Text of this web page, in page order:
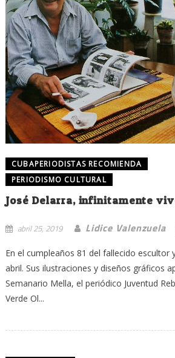
CUBAPERIODISTAS RECOMIENDA
PERIODISMO CULTURAL
José Delarra, infinitamente
abril 25, 2019 Lidice Valenzuela
En el cumpleaños 81 del fallecido escultor
abril. Sus ilustraciones y diseños gráficos
Semanario Mella, el periódico Juventud
Verde Ol...